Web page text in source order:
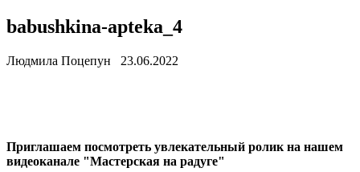
babushkina-apteka_4
Людмила Поцепун 23.06.2022
Приглашаем посмотреть увлекательный ролик на нашем
видеоканале "Мастерская на радуге"